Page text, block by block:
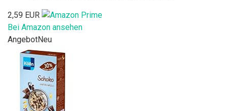
2,59 EUR
Bei Amazon ansehen
AngebotNeu